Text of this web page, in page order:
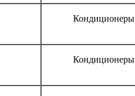
Кондиционеры
Кондиционеры